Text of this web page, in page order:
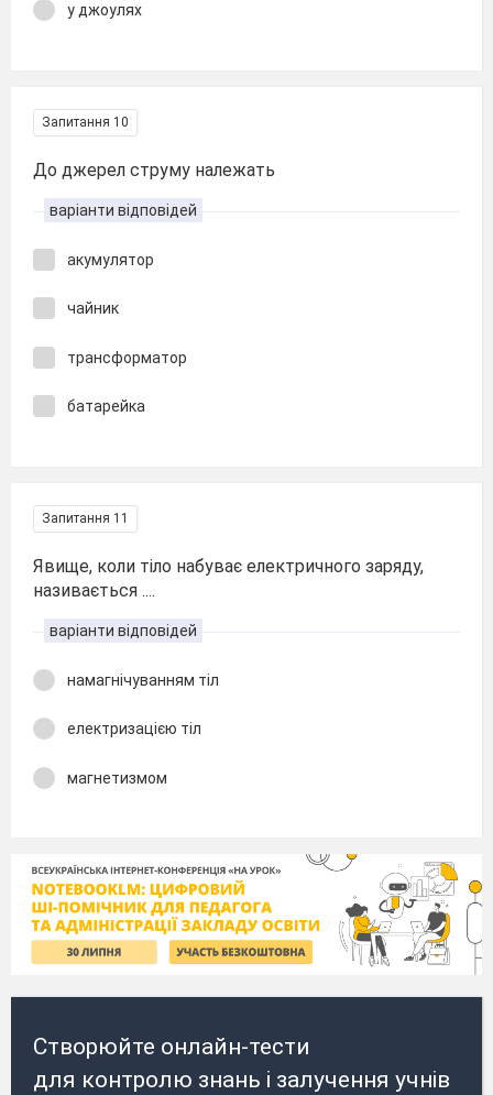
у джоулях
Запитання 10
До джерел струму належать
варіанти відповідей
акумулятор
чайник
трансформатор
батарейка
Запитання 11
Явище, коли тіло набуває електричного заряду,
називається ....
варіанти відповідей
намагнічуванням тіл
електризацією тіл
магнетизмом
Створюйте онлайн-тести
для контролю знань і залучення учнів